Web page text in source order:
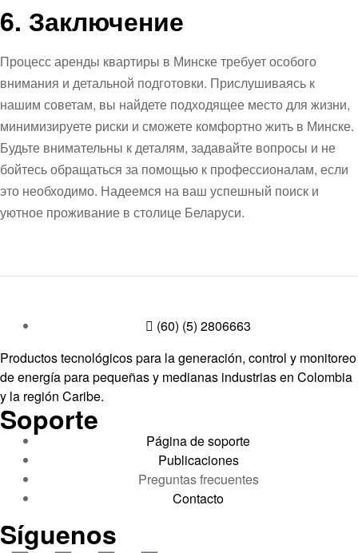
6. Заключение
Процесс аренды квартиры в Минске требует особого
внимания и детальной подготовки. Прислушиваясь к
нашим советам, вы найдете подходящее место для жизни,
минимизируете риски и сможете комфортно жить в Минске.
Будьте внимательны к деталям, задавайте вопросы и не
бойтесь обращаться за помощью к профессионалам, если
это необходимо. Надеемся на ваш успешный поиск и
уютное проживание в столице Беларуси.
(60) (5) 2806663
Productos tecnológicos para la generación, control y monitoreo
de energía para pequeñas y medianas industrias en Colombia
y la región Caribe.
Soporte
Página de soporte
Publicaciones
Preguntas frecuentes
Contacto
Síguenos